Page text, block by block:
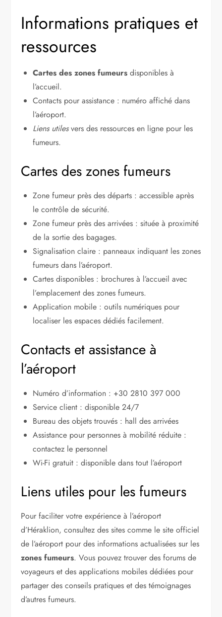
Informations pratiques et
ressources
Cartes des zones fumeurs disponibles à
l’accueil.
Contacts pour assistance : numéro affiché dans
l’aéroport.
Liens utilesvers des ressources en ligne pour les
fumeurs.
Cartes des zones fumeurs
Zone fumeur près des départs : accessible après
le contrôle de sécurité.
Zone fumeur près des arrivées : située à proximité
de la sortie des bagages.
Signalisation claire : panneaux indiquant les zones
fumeurs dans l’aéroport.
Cartes disponibles : brochures à l’accueil avec
l’emplacement des zones fumeurs.
Application mobile : outils numériques pour
localiser les espaces dédiés facilement.
Contacts et assistance à
l’aéroport
Numéro d’information : +30 2810 397 000
Service client : disponible 24/7
Bureau des objets trouvés : hall des arrivées
Assistance pour personnes à mobilité réduite :
contactez le personnel
Wi-Fi gratuit : disponible dans tout l’aéroport
Liens utiles pour les fumeurs
Pour faciliter votre expérience à l’aéroport
d’Héraklion, consultez des sites comme le site officiel
de l’aéroport pour des informations actualisées sur les
zones fumeurs. Vous pouvez trouver des forums de
voyageurs et des applications mobiles dédiées pour
partager des conseils pratiques et des témoignages
d’autres fumeurs.